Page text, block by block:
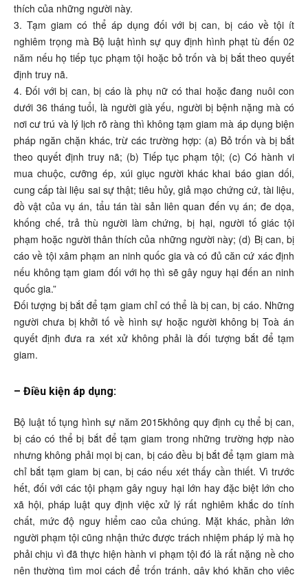
thích của những người này.
3. Tạm giam có thể áp dụng đối với bị can, bị cáo về tội ít
nghiêm trọng mà Bộ luật hình sự quy định hình phạt tù đến 02
năm nếu họ tiếp tục phạm tội hoặc bỏ trốn và bị bắt theo quyết
định truy nã.
4. Đối với bị can, bị cáo là phụ nữ có thai hoặc đang nuôi con
dưới 36 tháng tuổi, là người già yếu, người bị bệnh nặng mà có
nơi cư trú và lý lịch rõ ràng thì không tạm giam mà áp dụng biện
pháp ngăn chặn khác, trừ các trường hợp: (a) Bỏ trốn và bị bắt
theo quyết định truy nã; (b) Tiếp tục phạm tội; (c) Có hành vi
mua chuộc, cưỡng ép, xúi giục người khác khai báo gian dối,
cung cấp tài liệu sai sự thật; tiêu hủy, giả mạo chứng cứ, tài liệu,
đồ vật của vụ án, tẩu tán tài sản liên quan đến vụ án; đe dọa,
khống chế, trả thù người làm chứng, bị hại, người tố giác tội
phạm hoặc người thân thích của những người này; (d) Bị can, bị
cáo về tội xâm phạm an ninh quốc gia và có đủ căn cứ xác định
nếu không tạm giam đối với họ thì sẽ gây nguy hại đến an ninh
quốc gia.”
Đối tượng bị bắt để tạm giam chỉ có thể là bị can, bị cáo. Những
người chưa bị khởi tố về hình sự hoặc người không bị Toà án
quyết định đưa ra xét xử không phải là đối tượng bắt để tạm
giam.
– Điều kiện áp dụng:
Bộ luật tố tụng hình sự năm 2015không quy định cụ thể bị can,
bị cáo có thể bị bắt để tạm giam trong những trường hợp nào
nhưng không phải mọi bị can, bị cáo đều bị bắt để tạm giam mà
chỉ bắt tạm giam bị can, bị cáo nếu xét thấy cần thiết. Vì trước
hết, đối với các tội phạm gây nguy hại lớn hay đặc biệt lớn cho
xã hội, pháp luật quy định việc xử lý rất nghiêm khắc do tính
chất, mức độ nguy hiểm cao của chúng. Mặt khác, phần lớn
người phạm tội cũng nhận thức được trách nhiệm pháp lý mà họ
phải chịu vì đã thực hiện hành vi phạm tội đó là rất nặng nề cho
nên thường tìm mọi cách để trốn tránh, gây khó khăn cho việc